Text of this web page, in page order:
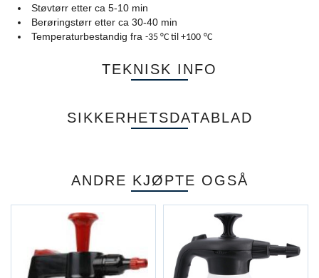
Støvtørr etter ca 5-10 min
Berøringstørr etter ca 30-40 min
Temperaturbestandig fra -35 °C til +100 °C
TEKNISK INFO
SIKKERHETSDATABLAD
ANDRE KJØPTE OGSÅ